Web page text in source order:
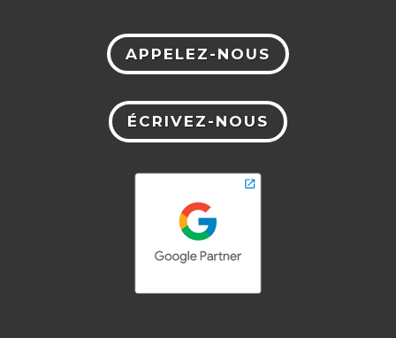
APPELEZ-NOUS
ÉCRIVEZ-NOUS